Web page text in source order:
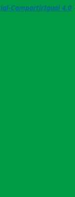
CompartirIgual 4.0